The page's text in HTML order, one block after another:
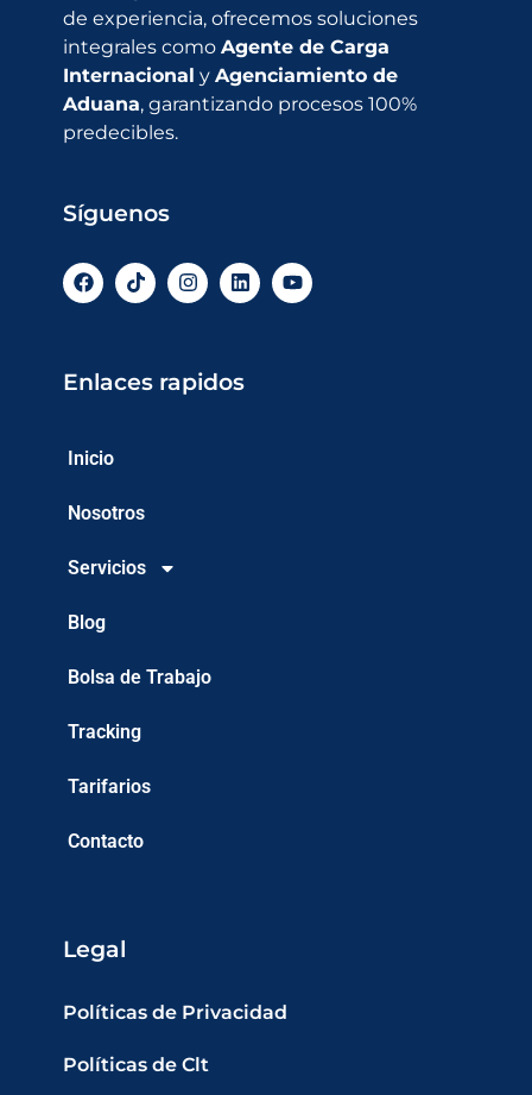
de experiencia, ofrecemos soluciones
integrales comoAgente de Carga
Internacional yAgenciamiento de
Aduana, garantizando procesos 100%
predecibles.
Síguenos
Enlaces rapidos
Inicio
Nosotros
Servicios
Blog
Bolsa de Trabajo
Tracking
Tarifarios
Contacto
Legal
Políticas de Privacidad
Políticas de Clt